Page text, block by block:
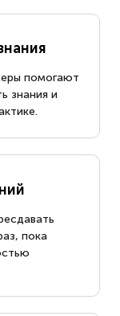
помогают
знания и
пока